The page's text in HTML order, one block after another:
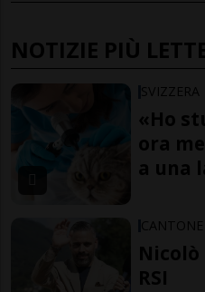
NOTIZIE PIÙ
SVIZZERA
«Ho
ora
a una
CANTONE
Nicolò
RSI